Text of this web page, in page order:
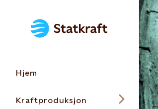
Hjem
Kraftproduksjon